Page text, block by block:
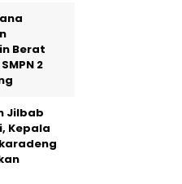
Berat
2
Jilbab
Kepala